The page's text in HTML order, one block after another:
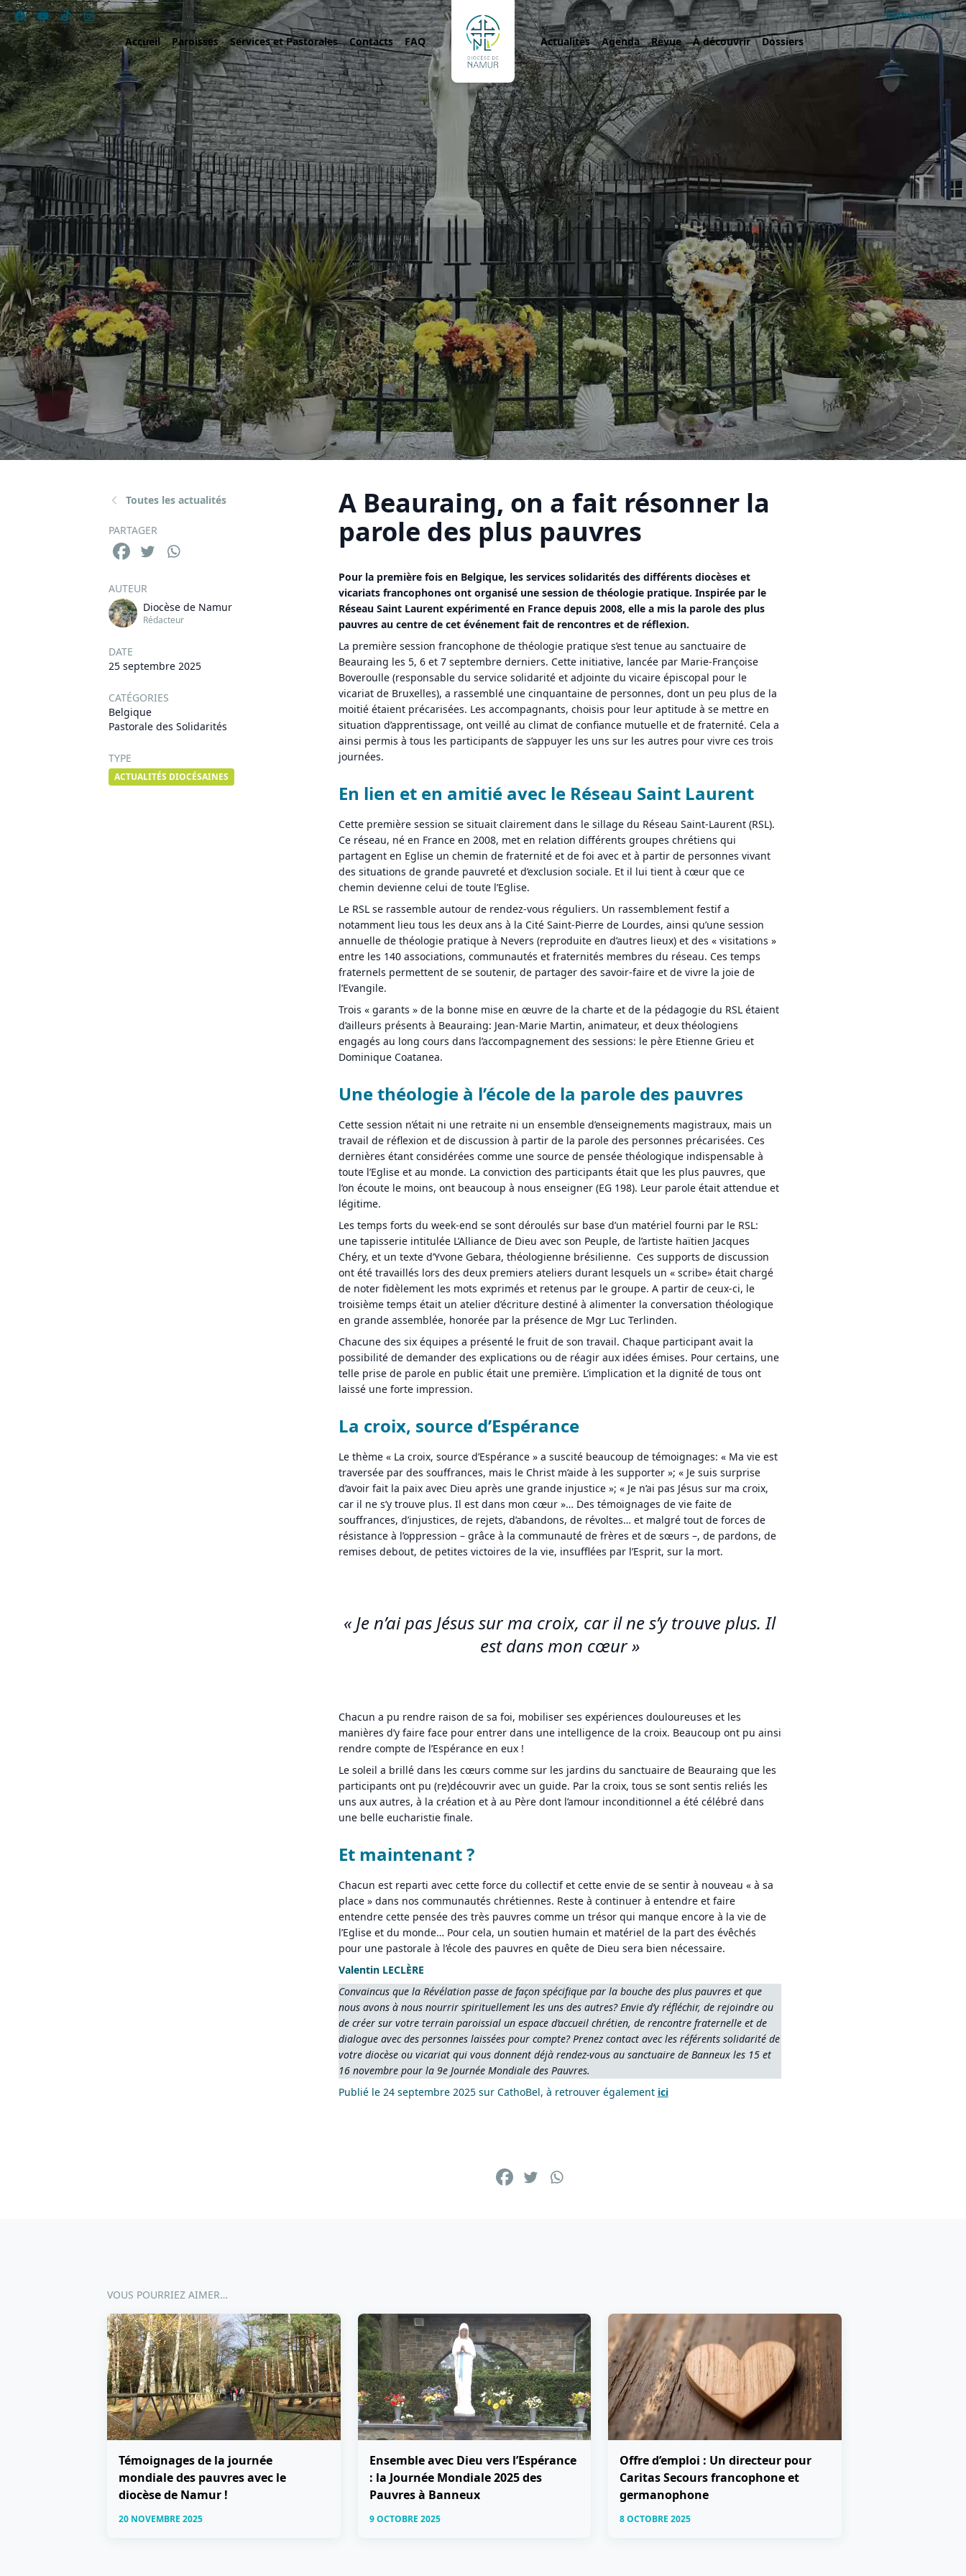
Rechercher
Accueil Paroisses Services et Pastorales Contacts FAQ Actualités Agenda Revue À découvrir Dossiers
Toutes les actualités
PARTAGER
AUTEUR
Diocèse de Namur
Rédacteur
DATE
25 septembre 2025
CATÉGORIES
Belgique
Pastorale des Solidarités
TYPE
ACTUALITÉS DIOCÉSAINES
A Beauraing, on a fait résonner la
parole des plus pauvres
Pour la première fois en Belgique, les services solidarités des différents diocèses et
vicariats francophones ont organisé une session de théologie pratique. Inspirée par le
Réseau Saint Laurent expérimenté en France depuis 2008, elle a mis la parole des plus
pauvres au centre de cet événement fait de rencontres et de réflexion.
La première session francophone de théologie pratique s’est tenue au sanctuaire de
Beauraing les 5, 6 et 7 septembre derniers. Cette initiative, lancée par Marie-Françoise
Boveroulle (responsable du service solidarité et adjointe du vicaire épiscopal pour le
vicariat de Bruxelles), a rassemblé une cinquantaine de personnes, dont un peu plus de la
moitié étaient précarisées. Les accompagnants, choisis pour leur aptitude à se mettre en
situation d’apprentissage, ont veillé au climat de confiance mutuelle et de fraternité. Cela a
ainsi permis à tous les participants de s’appuyer les uns sur les autres pour vivre ces trois
journées.
En lien et en amitié avec le Réseau Saint Laurent
Cette première session se situait clairement dans le sillage du Réseau Saint-Laurent (RSL).
Ce réseau, né en France en 2008, met en relation différents groupes chrétiens qui
partagent en Eglise un chemin de fraternité et de foi avec et à partir de personnes vivant
des situations de grande pauvreté et d’exclusion sociale. Et il lui tient à cœur que ce
chemin devienne celui de toute l’Eglise.
Le RSL se rassemble autour de rendez-vous réguliers. Un rassemblement festif a
notamment lieu tous les deux ans à la Cité Saint-Pierre de Lourdes, ainsi qu’une session
annuelle de théologie pratique à Nevers (reproduite en d’autres lieux) et des « visitations »
entre les 140 associations, communautés et fraternités membres du réseau. Ces temps
fraternels permettent de se soutenir, de partager des savoir-faire et de vivre la joie de
l’Evangile.
Trois « garants » de la bonne mise en œuvre de la charte et de la pédagogie du RSL étaient
d’ailleurs présents à Beauraing: Jean-Marie Martin, animateur, et deux théologiens
engagés au long cours dans l’accompagnement des sessions: le père Etienne Grieu et
Dominique Coatanea.
Une théologie à l’école de la parole des pauvres
Cette session n’était ni une retraite ni un ensemble d’enseignements magistraux, mais un
travail de réflexion et de discussion à partir de la parole des personnes précarisées. Ces
dernières étant considérées comme une source de pensée théologique indispensable à
toute l’Eglise et au monde. La conviction des participants était que les plus pauvres, que
l’on écoute le moins, ont beaucoup à nous enseigner (EG 198). Leur parole était attendue et
légitime.
Les temps forts du week-end se sont déroulés sur base d’un matériel fourni par le RSL:
une tapisserie intitulée L’Alliance de Dieu avec son Peuple, de l’artiste haïtien Jacques
Chéry, et un texte d’Yvone Gebara, théologienne brésilienne. Ces supports de discussion
ont été travaillés lors des deux premiers ateliers durant lesquels un « scribe» était chargé
de noter fidèlement les mots exprimés et retenus par le groupe. A partir de ceux-ci, le
troisième temps était un atelier d’écriture destiné à alimenter la conversation théologique
en grande assemblée, honorée par la présence de Mgr Luc Terlinden.
Chacune des six équipes a présenté le fruit de son travail. Chaque participant avait la
possibilité de demander des explications ou de réagir aux idées émises. Pour certains, une
telle prise de parole en public était une première. L’implication et la dignité de tous ont
laissé une forte impression.
La croix, source d’Espérance
Le thème « La croix, source d’Espérance » a suscité beaucoup de témoignages: « Ma vie est
traversée par des souffrances, mais le Christ m’aide à les supporter »; « Je suis surprise
d’avoir fait la paix avec Dieu après une grande injustice »; « Je n’ai pas Jésus sur ma croix,
car il ne s’y trouve plus. Il est dans mon cœur »… Des témoignages de vie faite de
souffrances, d’injustices, de rejets, d’abandons, de révoltes… et malgré tout de forces de
résistance à l’oppression – grâce à la communauté de frères et de sœurs –, de pardons, de
remises debout, de petites victoires de la vie, insufflées par l’Esprit, sur la mort.
« Je n’ai pas Jésus sur ma croix, car il ne s’y trouve plus. Il
est dans mon cœur »
Chacun a pu rendre raison de sa foi, mobiliser ses expériences douloureuses et les
manières d’y faire face pour entrer dans une intelligence de la croix. Beaucoup ont pu ainsi
rendre compte de l’Espérance en eux !
Le soleil a brillé dans les cœurs comme sur les jardins du sanctuaire de Beauraing que les
participants ont pu (re)découvrir avec un guide. Par la croix, tous se sont sentis reliés les
uns aux autres, à la création et à au Père dont l’amour inconditionnel a été célébré dans
une belle eucharistie finale.
Et maintenant ?
Chacun est reparti avec cette force du collectif et cette envie de se sentir à nouveau « à sa
place » dans nos communautés chrétiennes. Reste à continuer à entendre et faire
entendre cette pensée des très pauvres comme un trésor qui manque encore à la vie de
l’Eglise et du monde… Pour cela, un soutien humain et matériel de la part des évêchés
pour une pastorale à l’école des pauvres en quête de Dieu sera bien nécessaire.
Valentin LECLÈRE
Convaincus que la Révélation passe de façon spécifique par la bouche des plus pauvres et que
nous avons à nous nourrir spirituellement les uns des autres? Envie d’y réfléchir, de rejoindre ou
de créer sur votre terrain paroissial un espace d’accueil chrétien, de rencontre fraternelle et de
dialogue avec des personnes laissées pour compte? Prenez contact avec les référents solidarité de
votre diocèse ou vicariat qui vous donnent déjà rendez-vous au sanctuaire de Banneux les 15 et
16 novembre pour la 9e Journée Mondiale des Pauvres.
Publié le 24 septembre 2025 sur CathoBel, à retrouver également ici
VOUS POURRIEZ AIMER…
Témoignages de la journée
mondiale des pauvres avec le
diocèse de Namur !
20 NOVEMBRE 2025
Ensemble avec Dieu vers l’Espérance
: la Journée Mondiale 2025 des
Pauvres à Banneux
9 OCTOBRE 2025
Offre d’emploi : Un directeur pour
Caritas Secours francophone et
germanophone
8 OCTOBRE 2025